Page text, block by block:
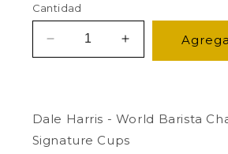
Cantidad
Reducir
cantidad
Harris
-
80ml
Aumentar
cantidad
Harris
-
80ml
Dale Harris - World Barista
Signature Cups